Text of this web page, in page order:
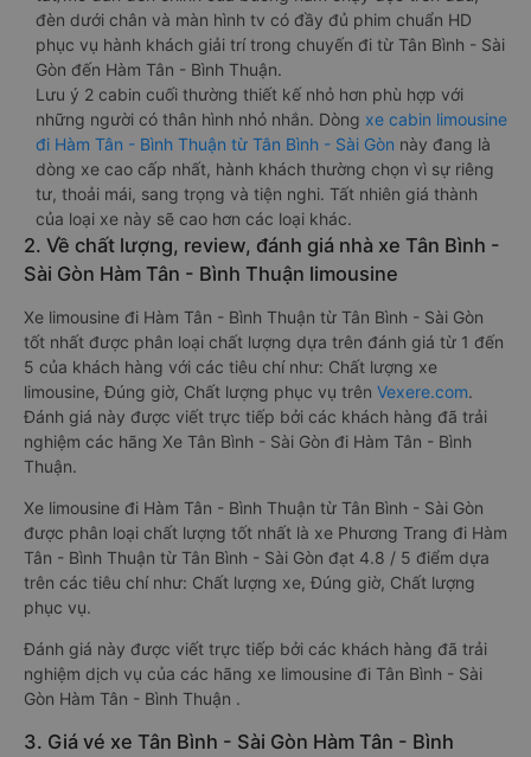
đèn dưới chân và màn hình tv có đầy đủ phim chuẩn HD
phục vụ hành khách giải trí trong chuyến đi từ Tân Bình - Sài
Gòn đến Hàm Tân - Bình Thuận.
Lưu ý 2 cabin cuối thường thiết kế nhỏ hơn phù hợp với
những người có thân hình nhỏ nhắn. Dòng xe cabin limousine
đi Hàm Tân - Bình Thuận từ Tân Bình - Sài Gòn này đang là
dòng xe cao cấp nhất, hành khách thường chọn vì sự riêng
tư, thoải mái, sang trọng và tiện nghi. Tất nhiên giá thành
của loại xe này sẽ cao hơn các loại khác.
2. Về chất lượng, review, đánh giá nhà xe Tân Bình -
Sài Gòn Hàm Tân - Bình Thuận limousine
Xe limousine đi Hàm Tân - Bình Thuận từ Tân Bình - Sài Gòn
tốt nhất được phân loại chất lượng dựa trên đánh giá từ 1 đến
5 của khách hàng với các tiêu chí như: Chất lượng xe
limousine, Đúng giờ, Chất lượng phục vụ trên Vexere.com.
Đánh giá này được viết trực tiếp bởi các khách hàng đã trải
nghiệm các hãng Xe Tân Bình - Sài Gòn đi Hàm Tân - Bình
Thuận.
Xe limousine đi Hàm Tân - Bình Thuận từ Tân Bình - Sài Gòn
được phân loại chất lượng tốt nhất là xe Phương Trang đi Hàm
Tân - Bình Thuận từ Tân Bình - Sài Gòn đạt 4.8 / 5 điểm dựa
trên các tiêu chí như: Chất lượng xe, Đúng giờ, Chất lượng
phục vụ.
Đánh giá này được viết trực tiếp bởi các khách hàng đã trải
nghiệm dịch vụ của các hãng xe limousine đi Tân Bình - Sài
Gòn Hàm Tân - Bình Thuận .
3. Giá vé xe Tân Bình - Sài Gòn Hàm Tân - Bình